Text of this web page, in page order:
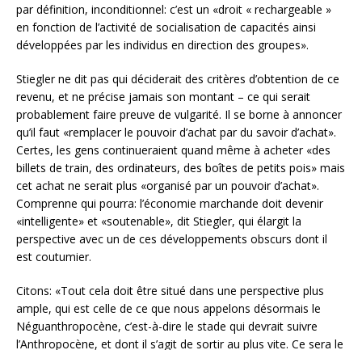
par définition, inconditionnel: c’est un «droit « rechargeable »
en fonction de l’activité de socialisation de capacités ainsi
développées par les individus en direction des groupes».
Stiegler ne dit pas qui déciderait des critères d’obtention de ce
revenu, et ne précise jamais son montant – ce qui serait
probablement faire preuve de vulgarité. Il se borne à annoncer
qu’il faut «remplacer le pouvoir d’achat par du savoir d’achat».
Certes, les gens continueraient quand même à acheter «des
billets de train, des ordinateurs, des boîtes de petits pois» mais
cet achat ne serait plus «organisé par un pouvoir d’achat».
Comprenne qui pourra: l’économie marchande doit devenir
«intelligente» et «soutenable», dit Stiegler, qui élargit la
perspective avec un de ces développements obscurs dont il
est coutumier.
Citons: «Tout cela doit être situé dans une perspective plus
ample, qui est celle de ce que nous appelons désormais le
Néguanthropocène, c’est-à-dire le stade qui devrait suivre
l’Anthropocène, et dont il s’agit de sortir au plus vite. Ce sera le